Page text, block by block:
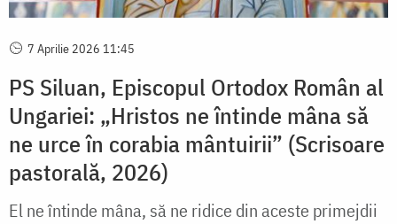
7 Aprilie 2026 11:45
PS Siluan, Episcopul Ortodox Român al
Ungariei: „Hristos ne întinde mâna să
ne urce în corabia mântuirii” (Scrisoare
pastorală, 2026)
El ne întinde mâna, să ne ridice din aceste primejdii